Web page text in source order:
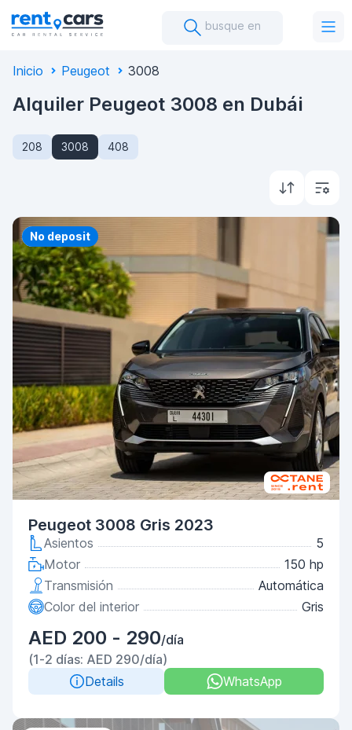
busque en
Inicio Peugeot 3008
Alquiler Peugeot 3008 en Dubái
208 3008 408
Priority
No deposit
Peugeot 3008 Gris 2023
Asientos
5
Motor
150 hp
Transmisión
Automática
Color del interior
Gris
AED 200 - 290/día
(1-2 días: AED 290/día)
Details
WhatsApp